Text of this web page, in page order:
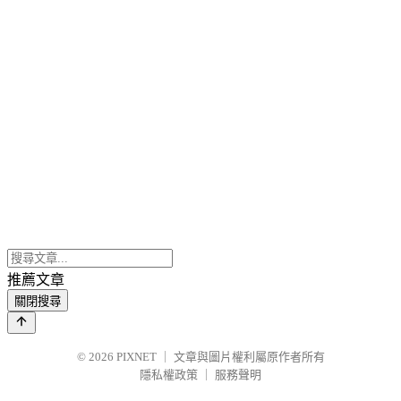
推薦文章
關閉搜尋
© 2026 PIXNET
文章與圖片權利屬原作者所有
隱私權政策
服務聲明